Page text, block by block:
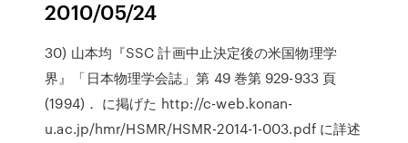
2010/05/24
30) 山本均『SSC 計画中止決定後の米国物理学
界』「日本物理学会誌」第 49 巻第 929-933 頁
(1994)． に掲げた http://c-web.konan-
u.ac.jp/hmr/HSMR/HSMR-2014-1-003.pdf に詳述